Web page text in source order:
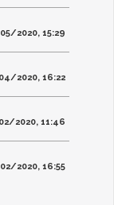
2020, 15:29
2020, 16:22
2020, 11:46
2020, 16:55